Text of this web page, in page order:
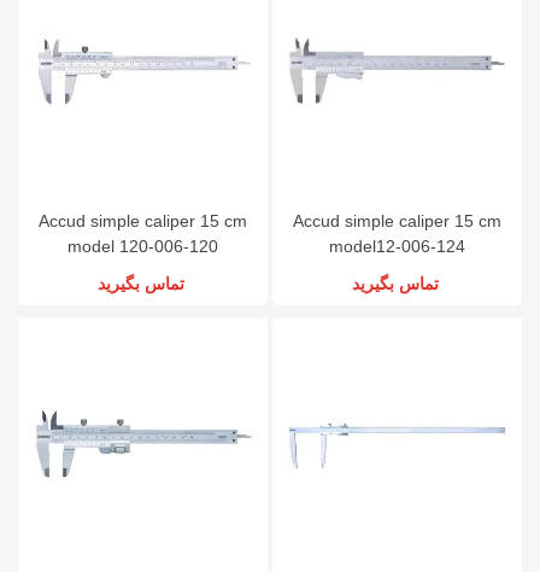
Accud simple caliper 15 cm
model 120-006-120
تماس بگیرید
Accud simple caliper 15 cm
model12-006-124
تماس بگیرید